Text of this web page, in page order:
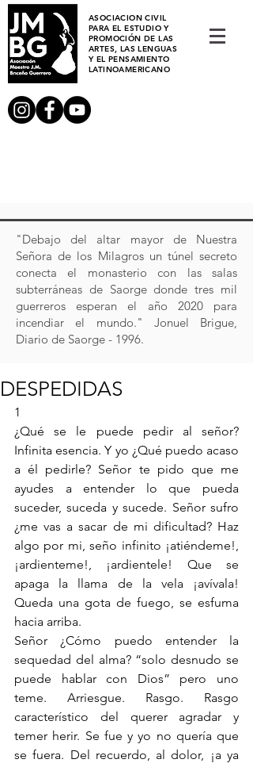
ASOCIACION CIVIL
PARA EL ESTUDIO Y
PROMOCIÓN DE LAS
ARTES, LAS LENGUAS
Y EL PENSAMIENTO
LATINOAMERICANO
"Debajo del altar mayor de Nuestra
Señora de los Milagros un túnel secreto
conecta el monasterio con las salas
subterráneas de Saorge donde tres mil
guerreros esperan el año 2020 para
incendiar el mundo." Jonuel Brigue,
Diario de Saorge - 1996.
DESPEDIDAS
1
¿Qué se le puede pedir al señor?
Infinita esencia. Y yo ¿Qué puedo acaso
a él pedirle? Señor te pido que me
ayudes a entender lo que pueda
suceder, suceda y sucede. Señor sufro
¿me vas a sacar de mi dificultad? Haz
algo por mi, seño infinito ¡atiéndeme!,
¡ardienteme!, ¡ardientele! Que se
apaga la llama de la vela ¡avívala!
Queda una gota de fuego, se esfuma
hacia arriba.
Señor ¿Cómo puedo entender la
sequedad del alma? “solo desnudo se
puede hablar con Dios” pero uno
teme. Arriesgue. Rasgo. Rasgo
característico del querer agradar y
temer herir. Se fue y yo no quería que
se fuera. Del recuerdo, al dolor, ¡a ya